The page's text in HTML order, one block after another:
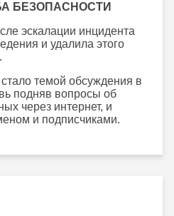
БЕЗОПАСНОСТИ
эскалации инцидента
и удалила этого
темой обсуждения в
подняв вопросы об
через интернет, и
и подписчиками.